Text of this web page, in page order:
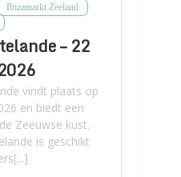
Ibizamarkt Zeeland
– 22
vindt plaats op
en biedt een
Zeeuwse kust.
is geschikt